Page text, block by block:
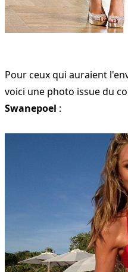
Pour ceux qui auraient
voici une photo issue du
Swanepoel :